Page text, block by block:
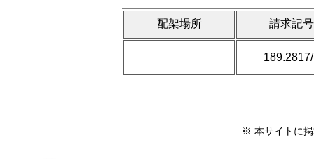
配架場所 請求記号
※ 本サイトに